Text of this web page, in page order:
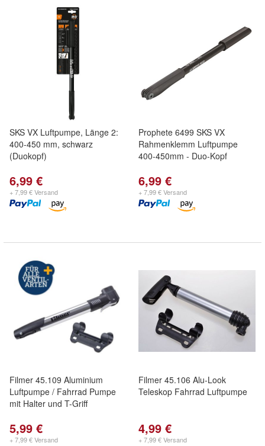
SKS VX Luftpumpe, Länge 2:
400-450 mm, schwarz
(Duokopf)
6,99 €
+ 7,99 € Versand
Prophete 6499 SKS VX
Rahmenklemm Luftpumpe
400-450mm - Duo-Kopf
6,99 €
+ 7,99 € Versand
Filmer 45.109 Aluminium
Luftpumpe / Fahrrad Pumpe
mit Halter und T-Griff
5,99 €
+ 7,99 € Versand
Filmer 45.106 Alu-Look
Teleskop Fahrrad Luftpumpe
4,99 €
+ 7,99 € Versand